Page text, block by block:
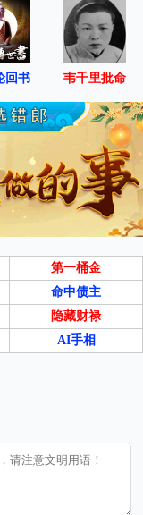
神正南
易、开业、祈福、
财
光
业、赴任、祈福、
回书 韦千里批命
第一桶金
命中债主
隐藏财禄
AI手相